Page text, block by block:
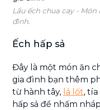
Lẩu ếch chua cay -
đình.
Ếch hấp sả
Đây là một món ăn
gia đình bạn thêm
từ hành tây, lá lốt,
hấp sả để nhấm